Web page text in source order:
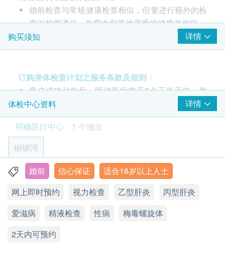
精液化验 (只限男士) 重点项目
精液分析
爱滋病毒 I及II 型抗原及抗体
2 基本项目
基本健康评估
个人健康分析问卷
体质指标
脉搏率
体重
耳鼻喉咙
肺部及腹部
HK$1,380.0 HK$1,480
婚前检查与常规健康检查相似，但要进行额外的检
查以检测遗传，生育力和其他严重的健康并发症。
因此，对于有结婚计划的夫妇进行此项测试至关重
要，要充分了解其健康状况，以便可以及早进行预
由医生进行健康咨询及体格检查
由医生解释医疗报告
购买须知 详情
订购身体检查计划之服务条款及细则：
客户成功付款后，明确医疗将于2个工作天内，致
电客户预约时或客户亦可透过电话预约(Tel: 2155
1951 / 2155 2228)。
客户须于预约当天出示身份证及列印订购确认信确
认身份。
验身过程由医生及医护人员主理。
本体格检查计划有效期为6个月，客户必须于6个月
内(由确认付款日期起计)接受检查，逾期作废。
体格检查后，一般情况下报告需时大概7-10个工作
天，工作天不包括星期六、日及公众假期。
付款一经确认，不可更改或取消，不可转让及退
款。
体检中心资料
详情
明确医疗中心
1 个地点
铜锣湾
香港铜锣湾轩尼诗道555号东角中心19楼2A室
显示地图
星期一至五：9:00a.m. - 1:00p.m.; 2:00p.m.- 6:00p.m.
星期日及公众假期：休息
婚前 信心保证
适合18岁以上人士
网上即时预约
视力检查 乙型肝炎
丙型肝炎
爱滋病
精液检查 性病
梅毒螺旋体
2天内可预约